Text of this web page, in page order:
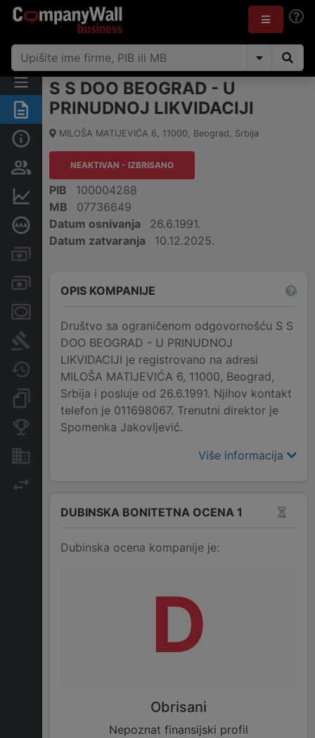
Rezime
Osnovni podaci
Vlasnička struktura
Finansijski podaci
Dubinska bonitetna ocena
Sudski sporovi
Javne nabavke
Dokumenti i objave
Konkurentske kompanije
Izvoz
S S DOO BEOGRAD - U
PRINUDNOJ LIKVIDACIJI
MILOŠA MATIJEVIĆA 6, 11000, Beograd, Srbija
NEAKTIVAN - IZBRISANO
PIB
100004288
MB
07736649
Datum osnivanja
26.6.1991.
Datum zatvaranja
10.12.2025.
OPIS KOMPANIJE
Društvo sa ograničenom odgovornošću S S
DOO BEOGRAD - U PRINUDNOJ
LIKVIDACIJI je registrovano na adresi
MILOŠA MATIJEVIĆA 6, 11000, Beograd,
Srbija i posluje od 26.6.1991. Njihov kontakt
telefon je 011698067. Trenutni direktor je
Spomenka Jakovljević.
Više informacija
DUBINSKA BONITETNA OCENA 1
Dubinska ocena kompanije je:
D
Obrisani
Nepoznat finansijski profil